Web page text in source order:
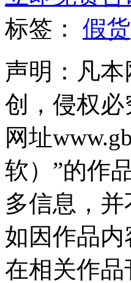
标签：
假货
声明：凡
创，侵权必
网址
软）”的作
多信息，
如因作品
在相关作品